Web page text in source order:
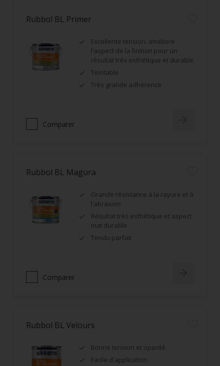
Rubbol BL Primer
Excellente tension: améliore
l'aspect de la finition pour un
résultat très esthétique et durable
Teintable
Très grande adhérence
Comparer
Rubbol BL Magura
Grande résistance à la rayure et à
l'abrasion
Résultat très esthétique et aspect
mat durable
Tendu parfait
Comparer
Rubbol BL Velours
Bonne tension et opacité
Facile d'application